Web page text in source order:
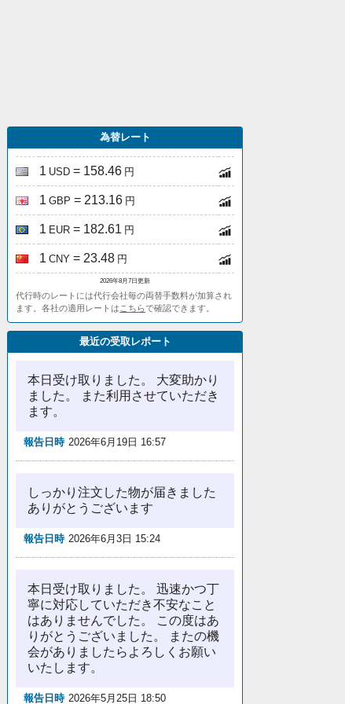
為替レート
1 USD = 158.46 円
1 GBP = 213.16 円
1 EUR = 182.61 円
1 CNY = 23.48 円
2026年8月7日更新
代行時のレートには代行会社毎の両替手数料が加算され
ます。各社の適用レートは こちらで確認できます。
最近の受取レポート
本日受け取りました。 大変助かり
ました。 また利用させていただき
ます。
報告日時 2026年6月19日 16:57
しっかり注文した物が届きました
ありがとうございます
報告日時 2026年6月3日 15:24
本日受け取りました。 迅速かつ丁
寧に対応していただき不安なこと
はありませんでした。 この度はあ
りがとうございました。 またの機
会がありましたらよろしくお願い
いたします。
報告日時 2026年5月25日 18:50